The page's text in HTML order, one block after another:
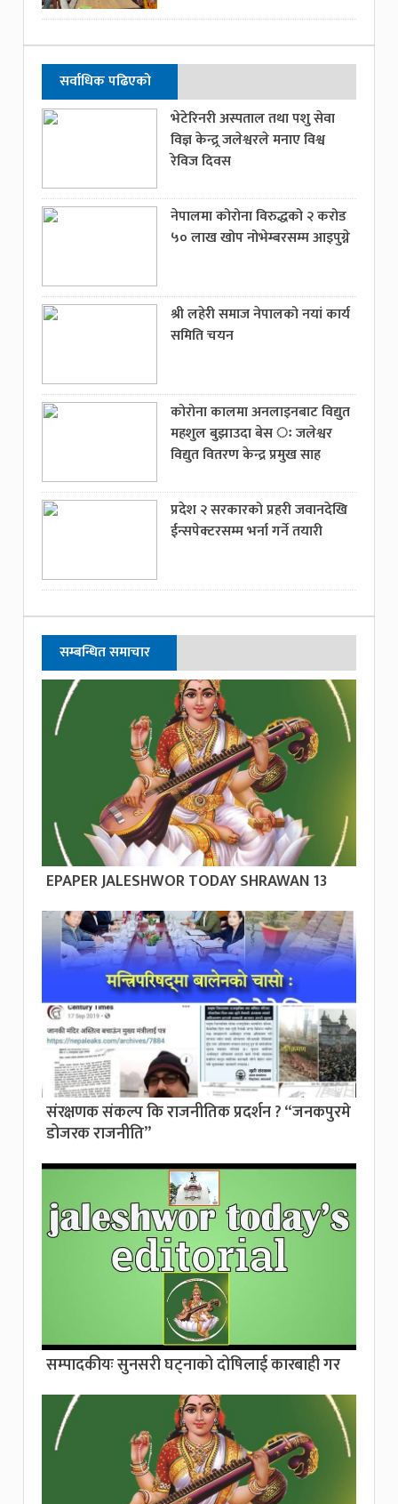
सर्वाधिक पढिएको
भेटेरिनरी अस्पताल तथा पशु सेवा
विज्ञ केन्द्र्र जलेश्वरले मनाए विश्व
रेविज दिवस
नेपालमा कोरोना विरुद्धको २ करोड
५० लाख खोप नोभेम्बरसम्म आइपुग्ने
श्री लहेरी समाज नेपालको नयां कार्य
समिति चयन
कोरोना कालमा अनलाइनबाट विद्युत
महशुल बुझाउदा बेस ः जलेश्वर
विद्युत वितरण केन्द्र प्रमुख साह
प्रदेश २ सरकारको प्रहरी जवानदेखि
ईन्सपेक्टरसम्म भर्ना गर्ने तयारी
सम्बन्धित समाचार
EPAPER JALESHWOR TODAY SHRAWAN 13
संरक्षणक संकल्प कि राजनीतिक प्रदर्शन ? “जनकपुरमे
डोजरक राजनीति”
सम्पादकीयः सुनसरी घट्नाको दोषिलाई कारबाही गर